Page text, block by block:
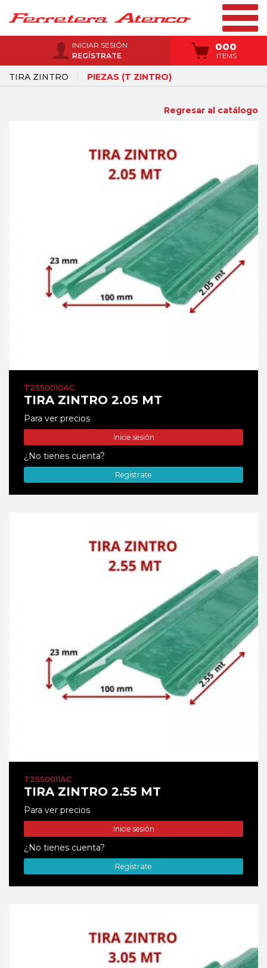
INICIAR SESIÓN
REGÍSTRATE
000
ITEMS
TIRA ZINTRO PIEZAS (T ZINTRO)
Regresar al catálogo
T2550010AC
TIRA ZINTRO 2.05 MT
Para ver precios
Inicie sesión
¿No tienes cuenta?
Regístrate
T2550011AC
TIRA ZINTRO 2.55 MT
Para ver precios
Inicie sesión
¿No tienes cuenta?
Regístrate